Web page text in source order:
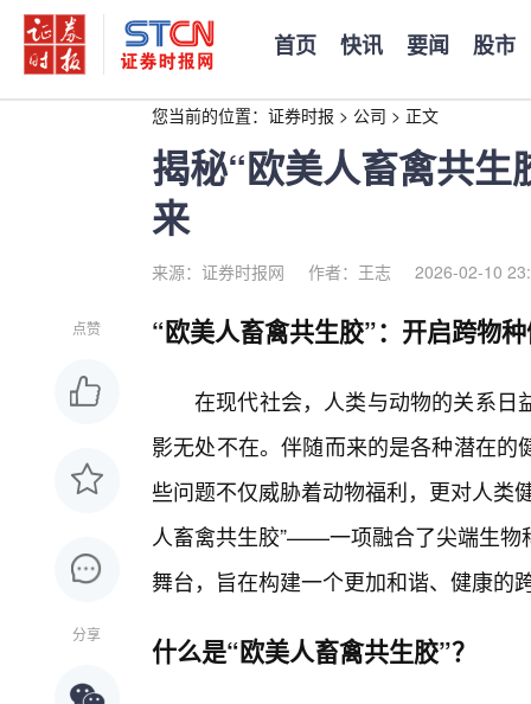
首页 快讯 要闻 股市
您当前的位置： 证券时报 > 公司 > 正文
揭秘“欧美人畜禽共
来
来源：证券时报网 作者：王志 2026-02-10
点赞
分享
“欧美人畜禽共生胶”：开启跨物
在现代社会，人类与动物的关系日
影无处不在。伴随而来的是各种潜在
些问题不仅威胁着动物福利，更对人类
人畜禽共生胶”——一项融合了尖端生物
舞台，旨在构建一个更加和谐、健康的
什么是“欧美人畜禽共生胶”？